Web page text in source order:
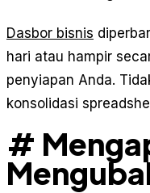
Dasbor bisnis
hari atau hampir
penyiapan Anda.
konsolidasi
#